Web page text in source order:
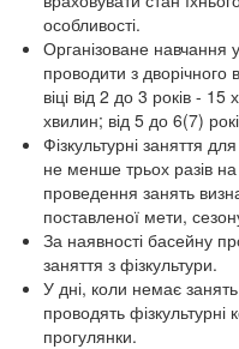
особливості.
Організоване навчання
проводити з дворічного
віці від 2 до 3 років -
хвилин; від 5 до 6(7)
Фізкультурні заняття
не менше трьох разів
проведення занять
поставленої мети,
За наявності басейну
заняття з фізкультури.
У дні, коли немає
проводять фізкультурні
прогулянки.